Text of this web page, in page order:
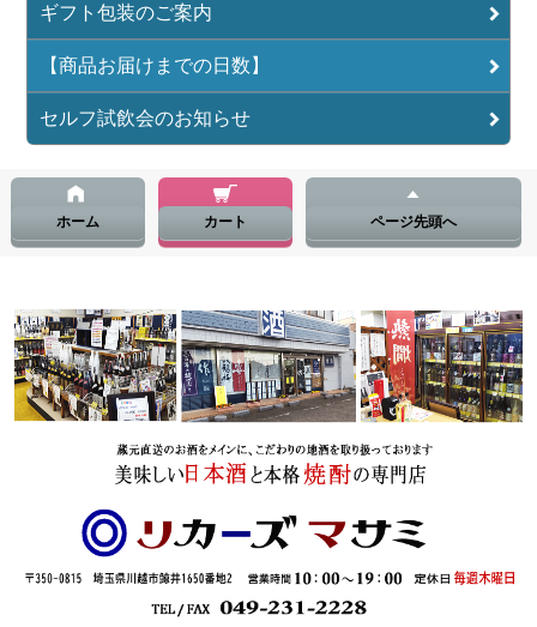
ギフト包装のご案内
【商品お届けまでの日数】
セルフ試飲会のお知らせ
ホーム カート ページ先頭へ